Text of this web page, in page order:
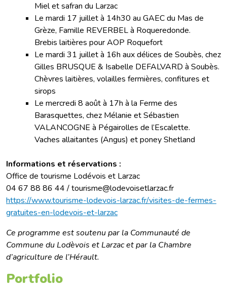
Miel et safran du Larzac
Le mardi 17 juillet à 14h30 au GAEC du Mas de
Grèze, Famille REVERBEL à Roqueredonde.
Brebis laitières pour AOP Roquefort
Le mardi 31 juillet à 16h aux délices de Soubès, chez
Gilles BRUSQUE & Isabelle DEFALVARD à Soubès.
Chèvres laitières, volailles fermières, confitures et
sirops
Le mercredi 8 août à 17h à la Ferme des
Barasquettes, chez Mélanie et Sébastien
VALANCOGNE à Pégairolles de l’Escalette.
Vaches allaitantes (Angus) et poney Shetland
Informations et réservations :
Office de tourisme Lodévois et Larzac
04 67 88 86 44 / tourisme@lodevoisetlarzac.fr
https://www.tourisme-lodevois-larzac.fr/visites-de-fermes-
gratuites-en-lodevois-et-larzac
Ce programme est soutenu par la Communauté de
Commune du Lodèvois et Larzac et par la Chambre
d’agriculture de l’Hérault.
Portfolio